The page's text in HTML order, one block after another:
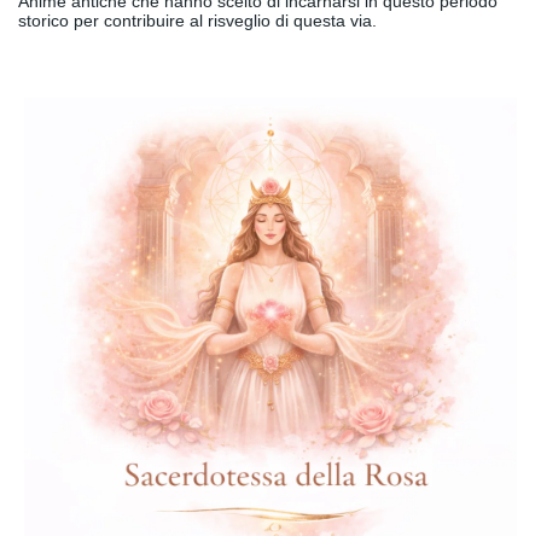
storico per contribuire al risveglio di questa via.